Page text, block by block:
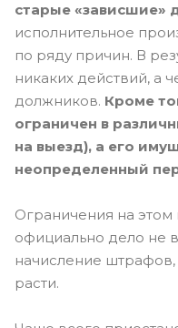
старые «зависшие»
исполнительное
по ряду причин. В
никаких действий, а
должников. Кроме
ограничен в
на выезд), а его
неопределенный
Ограничения на этом
официально дело не
начисление
расти.